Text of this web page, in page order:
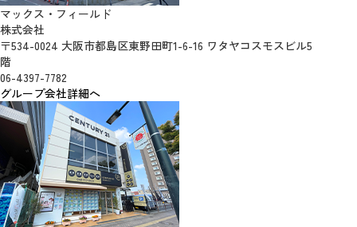
マックス・フィールド
株式会社
〒534-0024 大阪市都島区東野田町1-6-16 ワタヤコスモスビル5
階
06-4397-7782
グループ会社詳細へ